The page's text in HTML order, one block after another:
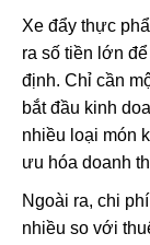
Xe đẩy thực
ra số tiền lớn
định. Chỉ cần
bắt đầu kinh
nhiều loại món
ưu hóa doanh
Ngoài ra, chi
nhiều so với